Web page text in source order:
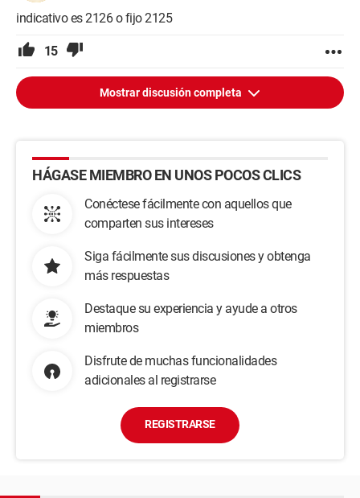
indicativo es 2126 o fijo 2125
15
Mostrar discusión completa
HÁGASE MIEMBRO EN UNOS POCOS CLICS
Conéctese fácilmente con aquellos que
comparten sus intereses
Siga fácilmente sus discusiones y obtenga
más respuestas
Destaque su experiencia y ayude a otros
miembros
Disfrute de muchas funcionalidades
adicionales al registrarse
REGISTRARSE